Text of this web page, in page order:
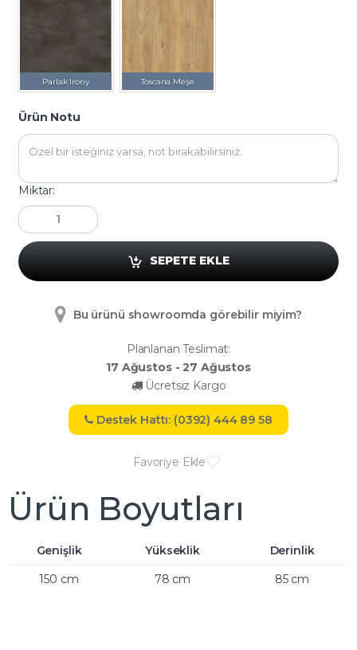
Parlak Irony Toscana Meşe
Ürün Notu
Miktar:
SEPETE EKLE
Bu ürünü showroomda görebilir miyim?
Planlanan Teslimat:
17 Ağustos - 27 Ağustos
Ücretsiz Kargo
Destek Hattı: (0392) 444 89 58
Favoriye Ekle
Ürün Boyutları
Genişlik Yükseklik
Derinlik
150 cm
78 cm 85 cm